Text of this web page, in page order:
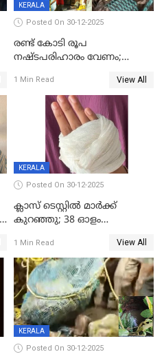
KERALA
Posted On 30-12-2025
രണ്ട് കോടി രൂപ
നഷ്ടപരിഹാരം വേണം;
നോട്ടീസയച്ച് ഉമാ തോമസ്
1 Min Read View All
KERALA
Posted On 30-12-2025
ക്ലാസ് ടെസ്റ്റിൽ മാർക്ക്
കുറഞ്ഞു; 38 ഓളം
സെന്ററിലെ അധ്യാപകന്‍
മർദിച്ചതായി പരാതി
1 Min Read View All
KERALA
Posted On 30-12-2025